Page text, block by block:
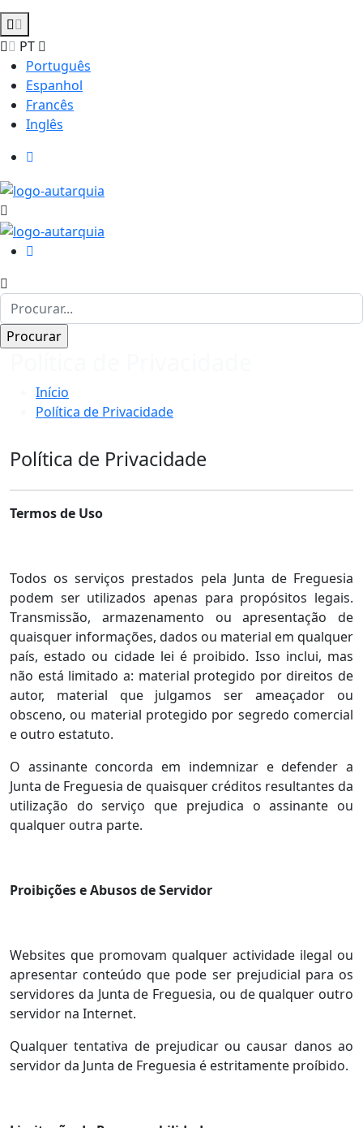
PT
Português
Espanhol
Francês
Inglês
Início
Política de Privacidade
Política de Privacidade
Termos de Uso
Todos os serviços prestados pela Junta de Freguesia
podem ser utilizados apenas para propósitos legais.
Transmissão, armazenamento ou apresentação de
quaisquer informações, dados ou material em qualquer
país, estado ou cidade lei é proibido. Isso inclui, mas
não está limitado a: material protegido por direitos de
autor, material que julgamos ser ameaçador ou
obsceno, ou material protegido por segredo comercial
e outro estatuto.
O assinante concorda em indemnizar e defender a
Junta de Freguesia de quaisquer créditos resultantes da
utilização do serviço que prejudica o assinante ou
qualquer outra parte.
Proibições e Abusos de Servidor
Websites que promovam qualquer actividade ilegal ou
apresentar conteúdo que pode ser prejudicial para os
servidores da Junta de Freguesia, ou de qualquer outro
servidor na Internet.
Qualquer tentativa de prejudicar ou causar danos ao
servidor da Junta de Freguesia é estritamente proíbido.